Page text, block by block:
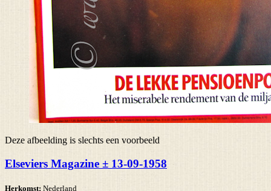
Deze afbeelding is slechts een voorbeeld
Elseviers Magazine ± 13-09-1958
Herkomst: Nederland